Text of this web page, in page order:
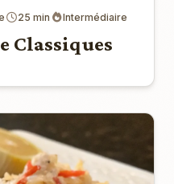
25 min Intermédiaire
Classiques